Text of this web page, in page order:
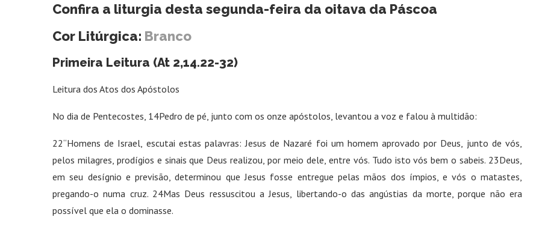
Confira a liturgia desta segunda-feira da oitava da Páscoa
Cor Litúrgica: Branco
Primeira Leitura (At 2,14.22-32)
Leitura dos Atos dos Apóstolos
No dia de Pentecostes, 14Pedro de pé, junto com os onze apóstolos, levantou a voz e falou à multidão:
22“Homens de Israel, escutai estas palavras: Jesus de Nazaré foi um homem aprovado por Deus, junto de vós,
pelos milagres, prodígios e sinais que Deus realizou, por meio dele, entre vós. Tudo isto vós bem o sabeis. 23Deus,
em seu desígnio e previsão, determinou que Jesus fosse entregue pelas mãos dos ímpios, e vós o matastes,
pregando-o numa cruz. 24Mas Deus ressuscitou a Jesus, libertando-o das angústias da morte, porque não era
possível que ela o dominasse.